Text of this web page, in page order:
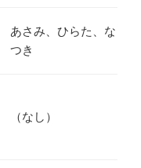
あさみ、ひらた、な
つき
（なし）